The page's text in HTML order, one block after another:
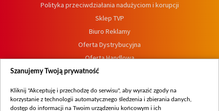
Polityka przeciwdziałania nadużyciom i korupcji
Sklep TVP
Biuro Reklamy
Oferta Dystrybucyjna
Oferta Handlowa
Dostępność
Procedura zgłoszeń wewnętrznych
Szanujemy Twoją prywatność
Kliknij "Akceptuję i przechodzę do serwisu", aby wyrazić zgody na
korzystanie z technologii automatycznego śledzenia i zbierania danych,
dostęp do informacji na Twoim urządzeniu końcowym i ich